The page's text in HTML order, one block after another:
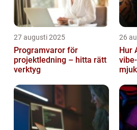
27 augusti 2025
Programvaror för
projektledning – hitta rätt
verktyg
26
Hur